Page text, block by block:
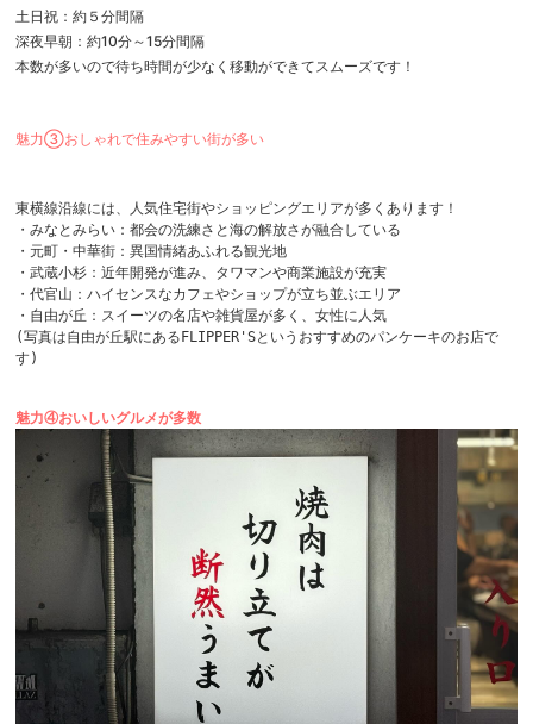
土日祝：約５分間隔
深夜早朝：約10分～15分間隔
本数が多いので待ち時間が少なく移動ができてスムーズです！
魅力③おしゃれで住みやすい街が多い
東横線沿線には、人気住宅街やショッピングエリアが多くあります！
・みなとみらい：都会の洗練さと海の解放さが融合している
・元町・中華街：異国情緒あふれる観光地
・武蔵小杉：近年開発が進み、タワマンや商業施設が充実
・代官山：ハイセンスなカフェやショップが立ち並ぶエリア
・自由が丘：スイーツの名店や雑貨屋が多く、女性に人気
(写真は自由が丘駅にあるFLIPPER'Sというおすすめのパンケーキのお店で
す)
魅力④おいしいグルメが多数